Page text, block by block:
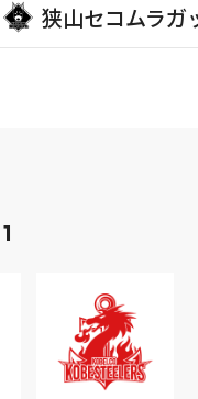
狭山セコムラガ
1